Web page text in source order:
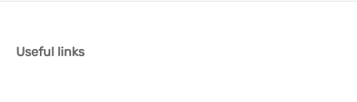
Useful links